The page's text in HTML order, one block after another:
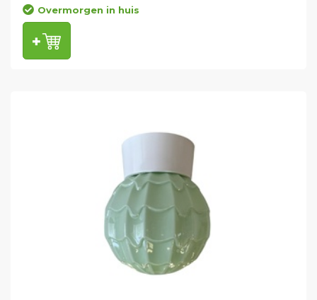
Overmorgen in huis